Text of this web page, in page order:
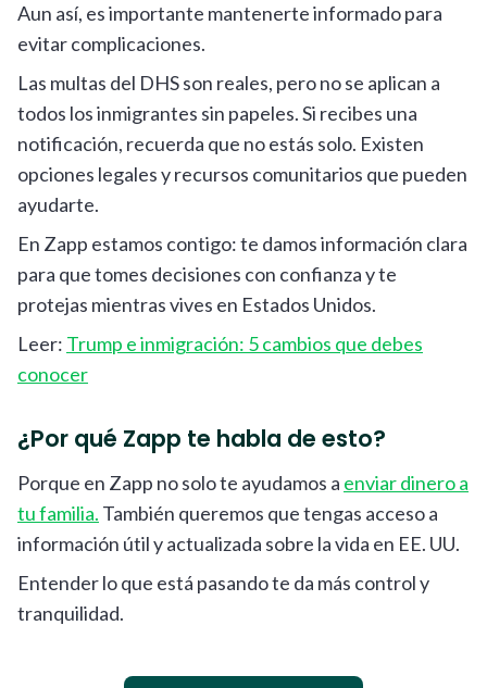
Aun así, es importante mantenerte informado para
evitar complicaciones.
Las multas del DHS son reales, pero no se aplican a
todos los inmigrantes sin papeles. Si recibes una
notificación, recuerda que no estás solo. Existen
opciones legales y recursos comunitarios que pueden
ayudarte.
En Zapp estamos contigo: te damos información clara
para que tomes decisiones con confianza y te
protejas mientras vives en Estados Unidos.
Leer: Trump e inmigración: 5 cambios que debes
conocer
¿Por qué Zapp te habla de esto?
Porque en Zapp no solo te ayudamos a enviar dinero a
tu familia. También queremos que tengas acceso a
información útil y actualizada sobre la vida en EE. UU.
Entender lo que está pasando te da más control y
tranquilidad.